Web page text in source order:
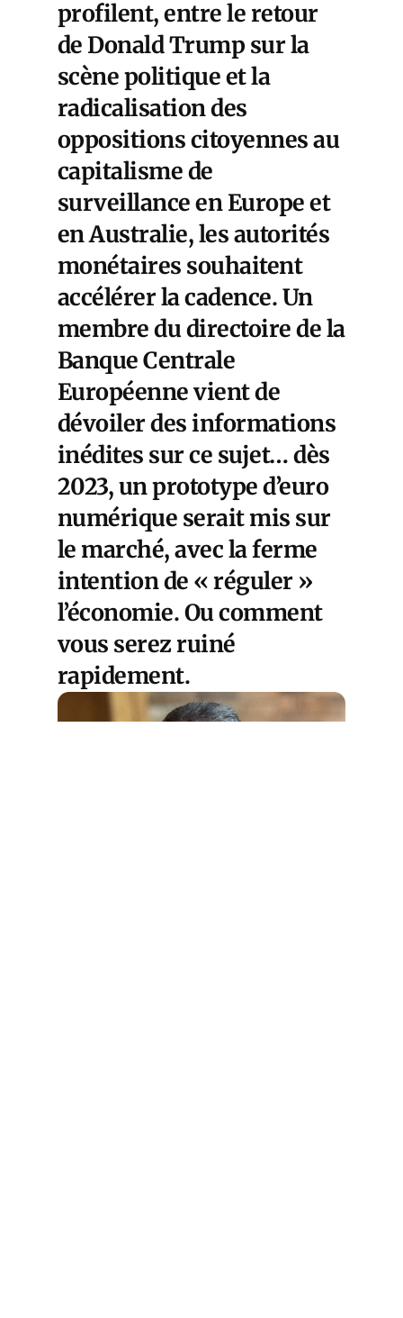
profilent, entre le retour
de Donald Trump sur la
scène politique et la
radicalisation des
oppositions citoyennes au
capitalisme de
surveillance en Europe et
en Australie, les autorités
monétaires souhaitent
accélérer la cadence. Un
membre du directoire de la
Banque Centrale
Européenne vient de
dévoiler des informations
inédites sur ce sujet… dès
2023, un prototype d’euro
numérique serait mis sur
le marché, avec la ferme
intention de « réguler »
l’économie. Ou comment
vous serez ruiné
rapidement.